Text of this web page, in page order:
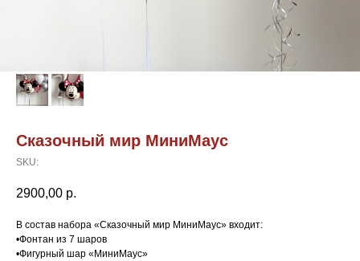
Сказочный мир МиниМаус
SKU:
2900,00 р.
В состав набора «Сказочный мир МиниМаус» входит:
•Фонтан из 7 шаров
•Фигурный шар «МиниМаус»